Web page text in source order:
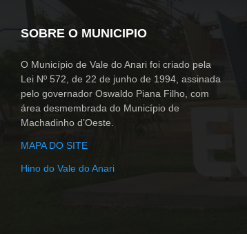
SOBRE O MUNICIPIO
O Município de Vale do Anari foi criado pela
Lei Nº 572, de 22 de junho de 1994, assinada
pelo governador Oswaldo Piana Filho, com
área desmembrada do Município de
Machadinho d’Oeste.
MAPA DO SITE
Hino do Vale do Anari